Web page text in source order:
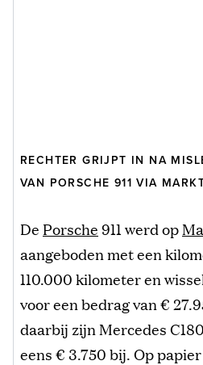
RECHTER GRIJPT IN NA
VAN PORSCHE 911 VIA
De Porsche 911 werd op
aangeboden met een
110.000 kilometer en
voor een bedrag van €
daarbij zijn Mercedes
eens € 3.750 bij. Op